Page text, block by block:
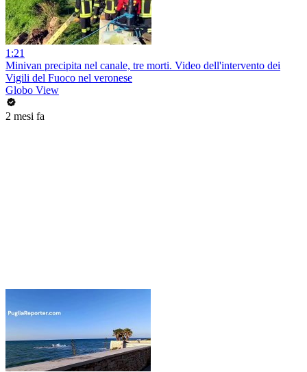
1:21
Minivan precipita nel canale, tre morti. Video dell'intervento dei
Vigili del Fuoco nel veronese
Globo View
2 mesi fa